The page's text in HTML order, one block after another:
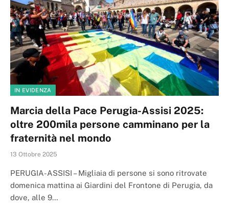
IN EVIDENZA
Marcia della Pace Perugia-Assisi 2025:
oltre 200mila persone camminano per la
fraternità nel mondo
13 Ottobre 2025
PERUGIA-ASSISI – Migliaia di persone si sono ritrovate
domenica mattina ai Giardini del Frontone di Perugia, da
dove, alle 9…